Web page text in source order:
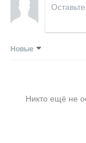
Новые
Никто ещё не